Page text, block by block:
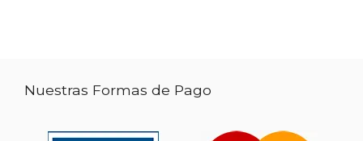
Nuestras Formas de Pago